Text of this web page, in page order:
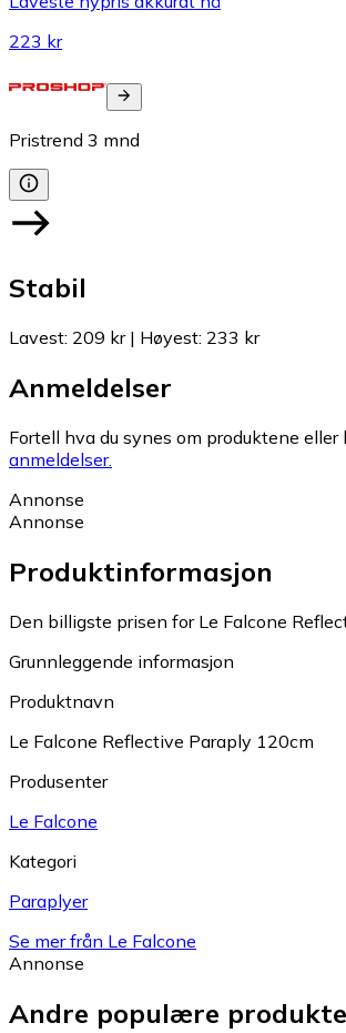
223 kr
Pristrend 3 mnd
Stabil
Lavest: 209 kr| Høyest: 233 kr
Anmeldelser
Fortell hva du synes om produktene
anmeldelser.
Annonse
Annonse
Produktinformasjon
Den billigste prisen for Le Falcone
Grunnleggende informasjon
Produktnavn
Le Falcone Reflective Paraply 120cm
Produsenter
Le Falcone
Kategori
Paraplyer
Se mer från Le Falcone
Annonse
Andre populære